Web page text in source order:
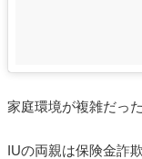
家庭環境が複雑だっ
IUの両親は保険金詐